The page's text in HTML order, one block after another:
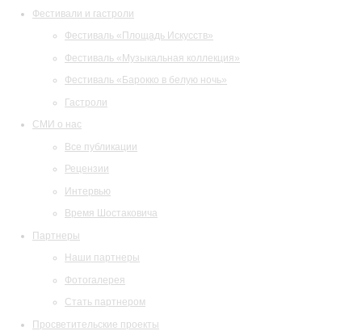
Фестивали и гастроли
Фестиваль «Площадь Искусств»
Фестиваль «Музыкальная коллекция»
Фестиваль «Барокко в белую ночь»
Гастроли
СМИ о нас
Все публикации
Рецензии
Интервью
Время Шостаковича
Партнеры
Наши партнеры
Фотогалерея
Стать партнером
Просветительские проекты